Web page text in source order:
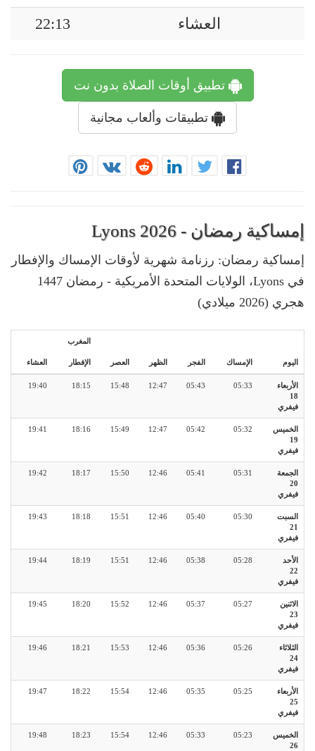
العشاء
22:13
تطبيق أوقات الصلاة بدون نت
تطبيقات وألعاب مجانية
إمساكية رمضان - Lyons 2026
إمساكية رمضان: رزنامة شهرية لأوقات الإمساك والإفطار
في Lyons، الولايات المتحدة الأمريكية - رمضان 1447
هجري (2026 ميلادي)
اليوم الإمساك الفجر الظهر العصر
المغرب
الإفطار العشاء
الأربعاء
18
فيفري
05:33
05:43
12:47
15:48
18:15
19:40
الخميس
19
فيفري
05:32
05:42
12:47
15:49
18:16
19:41
الجمعة
20
فيفري
05:31
05:41
12:46
15:50
18:17
19:42
السبت
21
فيفري
05:30
05:40
12:46
15:51
18:18
19:43
الأحد
22
فيفري
05:28
05:38
12:46
15:51
18:19
19:44
الاثنين
23
فيفري
05:27
05:37
12:46
15:52
18:20
19:45
الثلاثاء
24
فيفري
05:26
05:36
12:46
15:53
18:21
19:46
الأربعاء
25
فيفري
05:25
05:35
12:46
15:54
18:22
19:47
الخميس
26
05:23
05:33
12:46
15:54
18:23
19:48